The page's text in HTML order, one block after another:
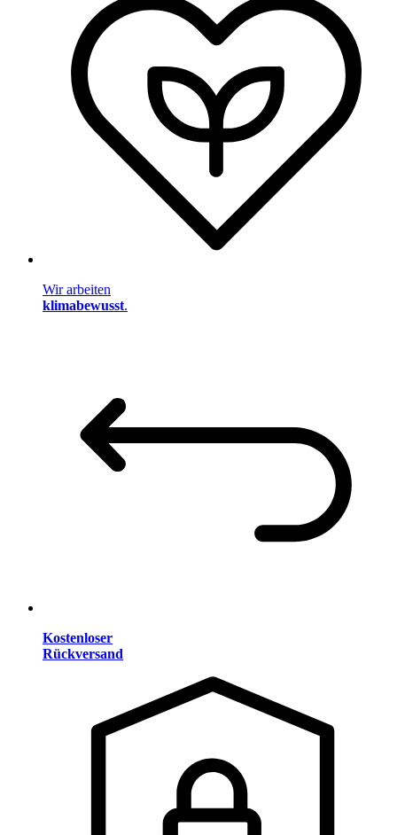
Wir arbeiten
klimabewusst.
Kostenloser
Rückversand